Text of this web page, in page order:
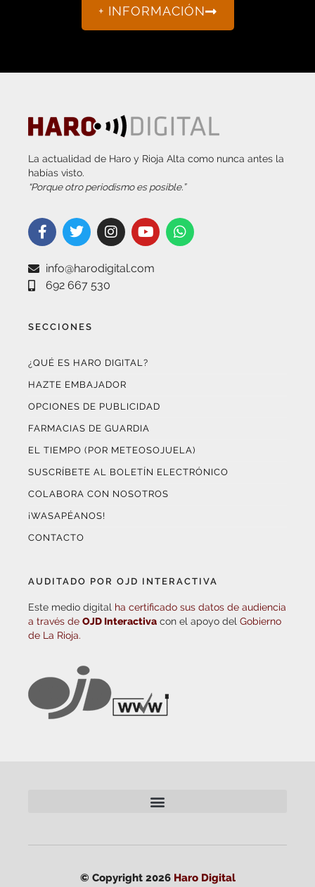
+ INFORMACIÓN
La actualidad de Haro y Rioja Alta como nunca antes la
habías visto.
“Porque otro periodismo es posible.”
info@harodigital.com
692 667 530
SECCIONES
¿QUÉ ES HARO DIGITAL?
HAZTE EMBAJADOR
OPCIONES DE PUBLICIDAD
FARMACIAS DE GUARDIA
EL TIEMPO (POR METEOSOJUELA)
SUSCRÍBETE AL BOLETÍN ELECTRÓNICO
COLABORA CON NOSOTROS
¡WASAPÉANOS!
CONTACTO
AUDITADO POR OJD INTERACTIVA
Este medio digital ha certificado sus datos de audiencia
a través de OJD Interactiva con el apoyo del Gobierno
de La Rioja.
© Copyright 2026 Haro Digital